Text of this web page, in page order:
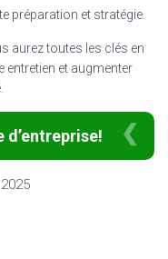
préparation et stratégie.
aurez toutes les clés en
et augmenter